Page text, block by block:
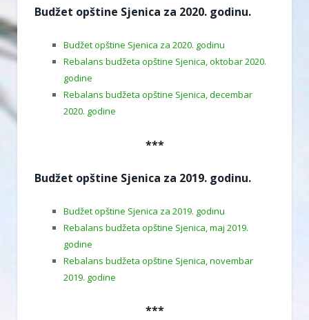
Budžet opštine Sjenica za 2020. godinu.
Budžet opštine Sjenica za 2020. godinu
Rebalans budžeta opštine Sjenica, oktobar 2020.
godine
Rebalans budžeta opštine Sjenica, decembar
2020. godine
***
Budžet opštine Sjenica za 2019. godinu.
Budžet opštine Sjenica za 2019. godinu
Rebalans budžeta opštine Sjenica, maj 2019.
godine
Rebalans budžeta opštine Sjenica, novembar
2019. godine
***